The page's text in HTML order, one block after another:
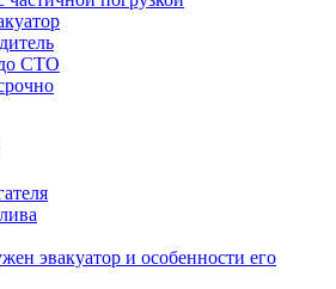
СТО
эвакуатор и особенности его